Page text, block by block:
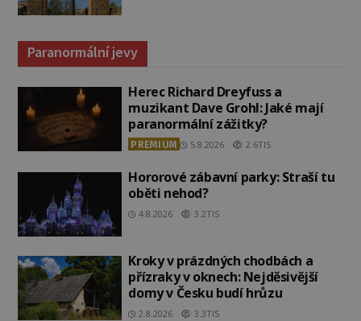
Paranormální jevy
Herec Richard Dreyfuss a
muzikant Dave Grohl: Jaké mají
paranormální zážitky?
PREMIUM 5.8.2026 2.6TIS
Hororové zábavní parky: Straší tu
oběti nehod?
4.8.2026 3.2TIS
Kroky v prázdných chodbách a
přízraky v oknech: Nejděsivější
domy v Česku budí hrůzu
2.8.2026 3.3TIS